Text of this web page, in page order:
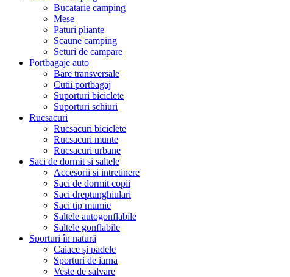
Bucatarie camping
Mese
Paturi pliante
Scaune camping
Seturi de campare
Portbagaje auto
Bare transversale
Cutii portbagaj
Suporturi biciclete
Suporturi schiuri
Rucsacuri
Rucsacuri biciclete
Rucsacuri munte
Rucsacuri urbane
Saci de dormit si saltele
Accesorii si intretinere
Saci de dormit copii
Saci dreptunghiulari
Saci tip mumie
Saltele autogonflabile
Saltele gonflabile
Sporturi în natură
Caiace și padele
Sporturi de iarna
Veste de salvare